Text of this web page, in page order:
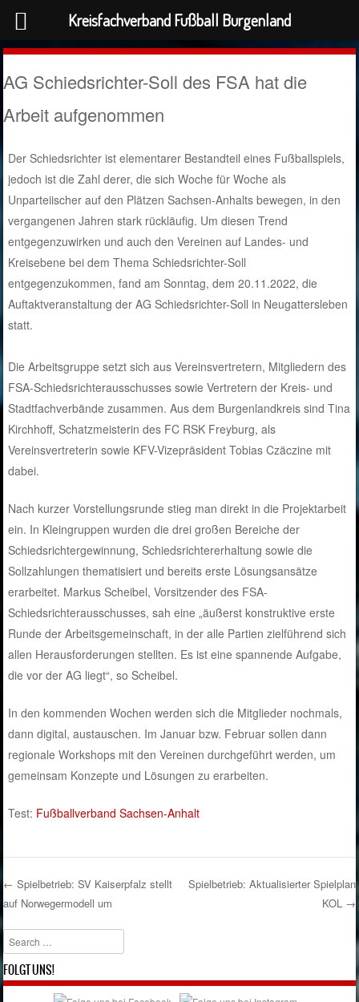
AG Schiedsrichter-Soll des FSA hat die
Arbeit aufgenommen
Der Schiedsrichter ist elementarer Bestandteil eines Fußballspiels,
jedoch ist die Zahl derer, die sich Woche für Woche als
Unparteiischer auf den Plätzen Sachsen-Anhalts bewegen, in den
vergangenen Jahren stark rückläufig. Um diesen Trend
entgegenzuwirken und auch den Vereinen auf Landes- und
Kreisebene bei dem Thema Schiedsrichter-Soll
entgegenzukommen, fand am Sonntag, dem 20.11.2022, die
Auftaktveranstaltung der AG Schiedsrichter-Soll in Neugattersleben
statt.
Die Arbeitsgruppe setzt sich aus Vereinsvertretern, Mitgliedern des
FSA-Schiedsrichterausschusses sowie Vertretern der Kreis- und
Stadtfachverbände zusammen. Aus dem Burgenlandkreis sind Tina
Kirchhoff, Schatzmeisterin des FC RSK Freyburg, als
Vereinsvertreterin sowie KFV-Vizepräsident Tobias Czäczine mit
dabei.
Nach kurzer Vorstellungsrunde stieg man direkt in die Projektarbeit
ein. In Kleingruppen wurden die drei großen Bereiche der
Schiedsrichtergewinnung, Schiedsrichtererhaltung sowie die
Sollzahlungen thematisiert und bereits erste Lösungsansätze
erarbeitet. Markus Scheibel, Vorsitzender des FSA-
Schiedsrichterausschusses, sah eine „äußerst konstruktive erste
Runde der Arbeitsgemeinschaft, in der alle Partien zielführend sich
allen Herausforderungen stellten. Es ist eine spannende Aufgabe,
die vor der AG liegt“, so Scheibel.
In den kommenden Wochen werden sich die Mitglieder nochmals,
dann digital, austauschen. Im Januar bzw. Februar sollen dann
regionale Workshops mit den Vereinen durchgeführt werden, um
gemeinsam Konzepte und Lösungen zu erarbeiten.
Test: Fußballverband Sachsen-Anhalt
Post navigation
← Spielbetrieb: SV Kaiserpfalz stellt
auf Norwegermodell um
Spielbetrieb: Aktualisierter Spielplan
KOL →
Search
FOLGT UNS!
Kreisfachverband Fußball Burgenland